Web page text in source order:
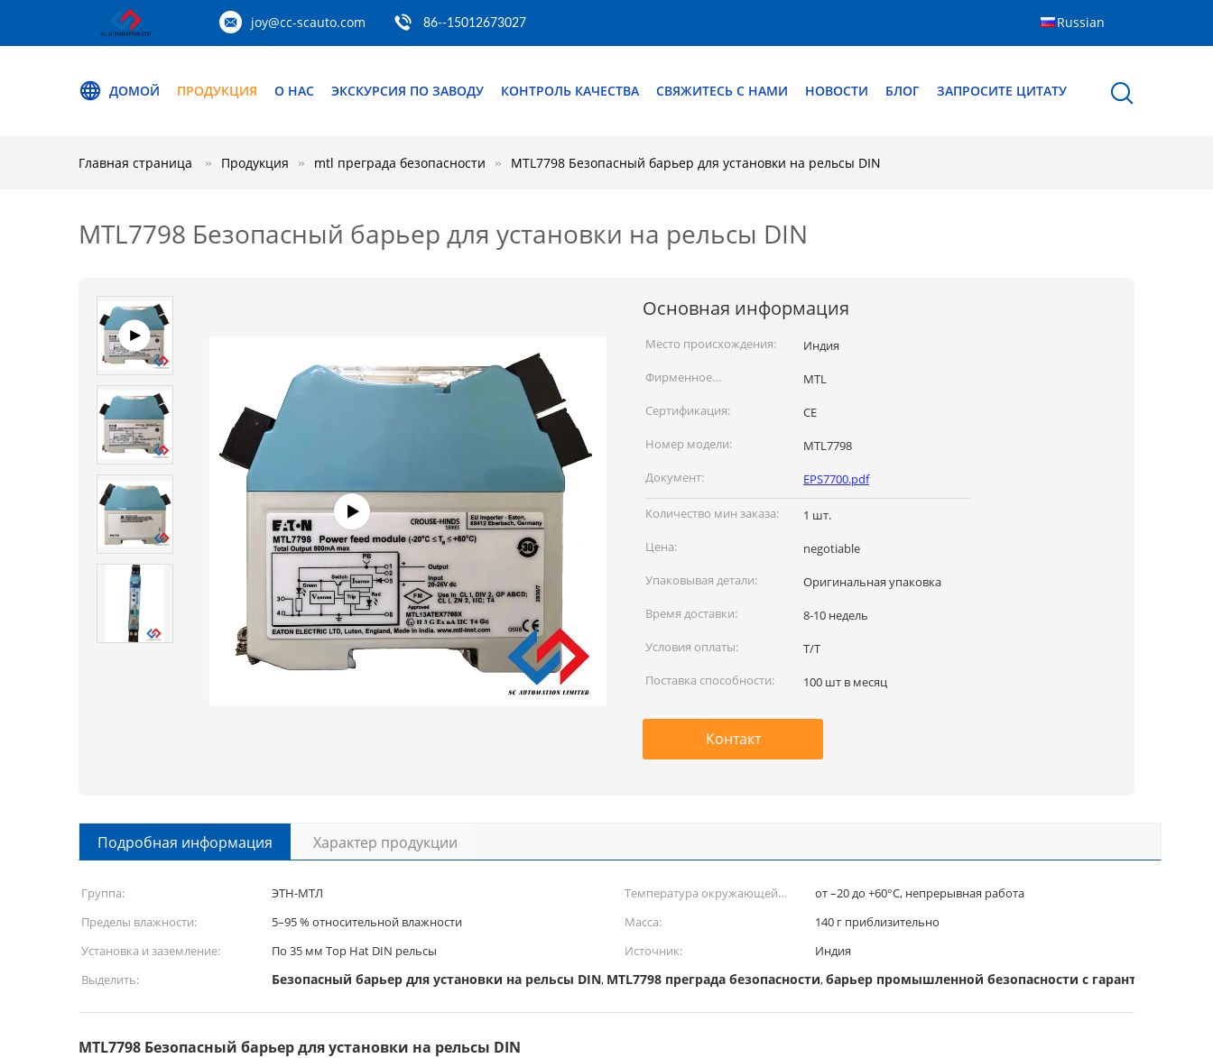
joy@cc-scauto.com 86--15012673027 Russian
ДОМОЙ ПРОДУКЦИЯ О НАС ЭКСКУРСИЯ ПО ЗАВОДУ КОНТРОЛЬ КАЧЕСТВА СВЯЖИТЕСЬ С НАМИ НОВОСТИ БЛОГ ЗАПРОСИТЕ ЦИТАТУ
Главная страница Продукция mtl преграда безопасности MTL7798 Безопасный барьер для установки на рельсы DIN
MTL7798 Безопасный барьер для установки на рельсы DIN
Основная информация
Место происхождения:
Индия
Фирменное
наименование:
MTL
Сертификация:
CE
Номер модели:
MTL7798
Документ:
EPS7700.pdf
Количество мин заказа:
1 шт.
Цена:
negotiable
Упаковывая детали:
Оригинальная упаковка
Время доставки:
8-10 недель
Условия оплаты:
Т/Т
Поставка способности:
100 шт в месяц
Контакт
Подробная информация Характер продукции
Группа: ЭТН-МТЛ
Температура окружающей
среды:
от –20 до +60°C, непрерывная работа
Пределы влажности:
5–95 % относительной влажности Масса:
140 г приблизительно
Установка и заземление:
По 35 мм Top Hat DIN рельсы Источник:
Индия
Выделить:
Безопасный барьер для установки на рельсы DIN, MTL7798 преграда безопасности,барьер промышленной безопасности с гарантией
MTL7798 Безопасный барьер для установки на рельсы DIN